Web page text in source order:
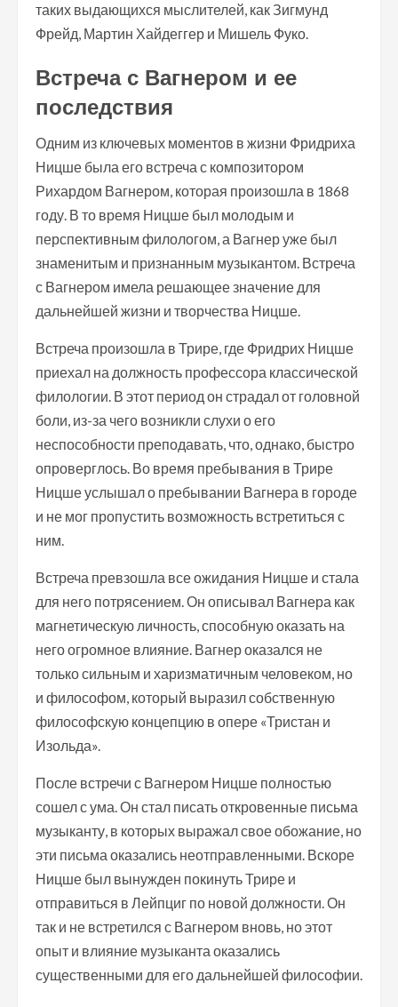
таких выдающихся мыслителей, как Зигмунд
Фрейд, Мартин Хайдеггер и Мишель Фуко.
Встреча с Вагнером и ее
последствия
Одним из ключевых моментов в жизни Фридриха
Ницше была его встреча с композитором
Рихардом Вагнером, которая произошла в 1868
году. В то время Ницше был молодым и
перспективным филологом, а Вагнер уже был
знаменитым и признанным музыкантом. Встреча
с Вагнером имела решающее значение для
дальнейшей жизни и творчества Ницше.
Встреча произошла в Трире, где Фридрих Ницше
приехал на должность профессора классической
филологии. В этот период он страдал от головной
боли, из-за чего возникли слухи о его
неспособности преподавать, что, однако, быстро
опроверглось. Во время пребывания в Трире
Ницше услышал о пребывании Вагнера в городе
и не мог пропустить возможность встретиться с
ним.
Встреча превзошла все ожидания Ницше и стала
для него потрясением. Он описывал Вагнера как
магнетическую личность, способную оказать на
него огромное влияние. Вагнер оказался не
только сильным и харизматичным человеком, но
и философом, который выразил собственную
философскую концепцию в опере «Тристан и
Изольда».
После встречи с Вагнером Ницше полностью
сошел с ума. Он стал писать откровенные письма
музыканту, в которых выражал свое обожание, но
эти письма оказались неотправленными. Вскоре
Ницше был вынужден покинуть Трире и
отправиться в Лейпциг по новой должности. Он
так и не встретился с Вагнером вновь, но этот
опыт и влияние музыканта оказались
существенными для его дальнейшей философии.